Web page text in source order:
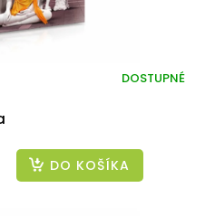
DOSTUPNÉ
DO KOŠÍKA